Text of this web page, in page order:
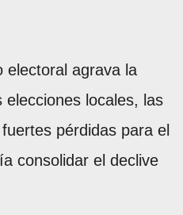
electoral agrava la
locales, las
pérdidas para el
consolidar el declive